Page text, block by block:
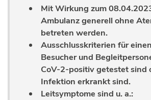
Mit Wirkung zum
Ambulanz generell ohne
betreten werden.
Ausschlusskriterien für
Besucher und
CoV-2-positiv getestet sind
Infektion erkrankt sind.
Leitsymptome sind u. a.: